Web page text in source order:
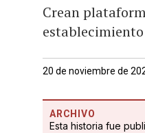
Crean
20 de noviembre de
ARCHIVO
Esta historia fue